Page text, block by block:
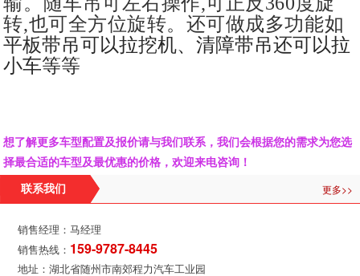
转,也可全方位旋转。还可做成多功能如
平板带吊可以拉挖机、清障带吊还可以拉
小车等等
想了解更多车型配置及报价请与我们联系，我们会根据您的需求为您选
择最合适的车型及最优惠的价格，欢迎来电咨询！
联系我们 更多>>
销售经理：马经理
销售热线： 159-9787-8445
地址：湖北省随州市南郊程力汽车工业园